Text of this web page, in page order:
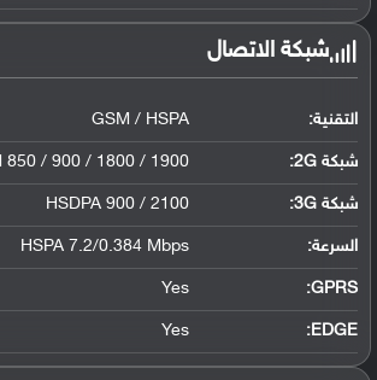
شبكة الاتصال
التقنية: GSM / HSPA
شبكة 2G: 850 / 900 / 1800 / 1900
شبكة 3G :
HSDPA 900 / 2100
السرعة: HSPA 7.2/0.384 Mbps
GPRS:
Yes
EDGE:
Yes